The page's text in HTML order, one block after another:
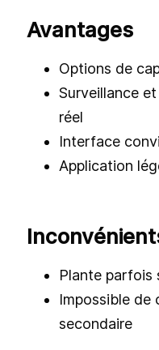
Avantages
Options de
Surveillance
réel
Interface
Application
Plante parfois
Impossible de
secondaire